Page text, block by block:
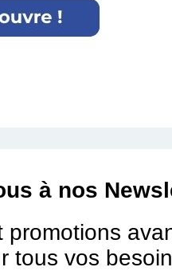
à nos
promotions
tous vos